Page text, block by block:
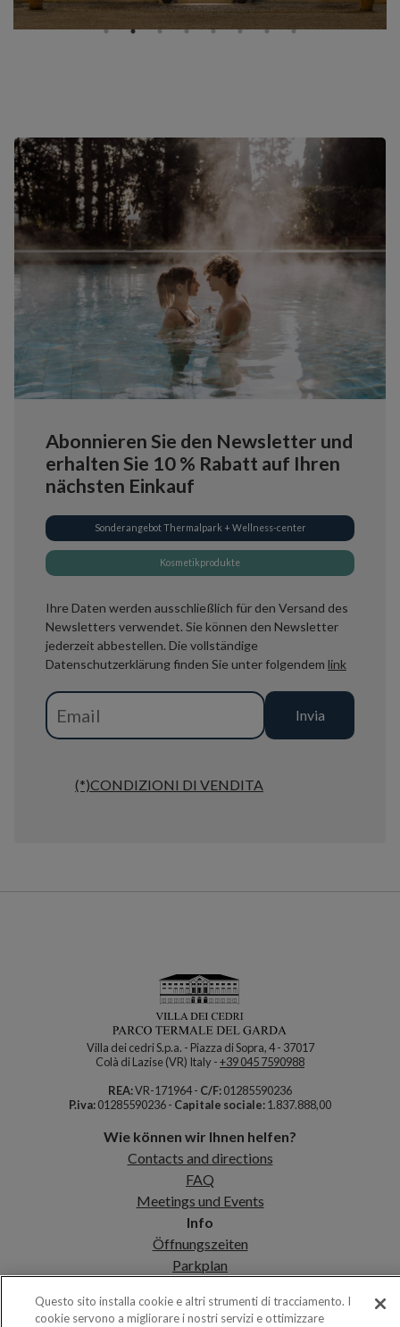
Abonnieren Sie den Newsletter und
erhalten Sie 10 % Rabatt auf Ihren
nächsten Einkauf
Sonderangebot Thermalpark + Wellness-center
Kosmetikprodukte
Ihre Daten werden ausschließlich für den Versand des
Newsletters verwendet. Sie können den Newsletter
jederzeit abbestellen. Die vollständige
Datenschutzerklärung finden Sie unter folgendem link
(*)CONDIZIONI DI VENDITA
Villa dei cedri S.p.a. - Piazza di Sopra, 4 - 37017
Colà di Lazise (VR) Italy -+39 045 7590988
REA:VR-171964 - C/F:01285590236
P.iva:01285590236 - Capitale sociale:1.837.888,00
Wie können wir Ihnen helfen?
Contacts and directions
FAQ
Meetings und Events
Info
Öffnungszeiten
Parkplan
Thermalwasser
Questo sito installa cookie e altri strumenti di tracciamento. I
cookie servono a migliorare i nostri servizi e ottimizzare